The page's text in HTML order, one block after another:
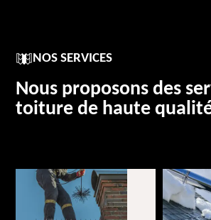
NOS SERVICES
Nous proposons des
toiture de haute